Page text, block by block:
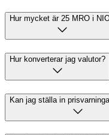
Hur mycket är 25 MRO i
Hur konverterar jag valutor?
Kan jag ställa in